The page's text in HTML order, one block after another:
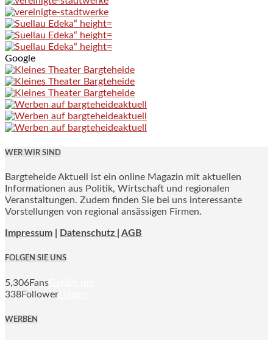
Google
WER WIR SIND
Bargteheide Aktuell ist ein online Magazin mit aktuellen
Informationen aus Politik, Wirtschaft und regionalen
Veranstaltungen. Zudem finden Sie bei uns interessante
Vorstellungen von regional ansässigen Firmen.
Impressum Datenschutz | AGB
FOLGEN SIE UNS
5,306Fans
338Follower
WERBEN